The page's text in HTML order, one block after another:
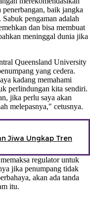
penerbangan, baik jangka
pengaman adalah
dan bisa membuat
meninggal dunia jika
Queensland University
yang cedera.
kadang memahami
perlindungan kita sendiri.
jika perlu saya akan
melepasnya," cetusnya.
Jiwa Ungkap Tren
regulator untuk
jika penumpang tidak
akan ada tanda
itu.